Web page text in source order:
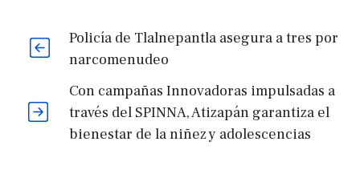
Policía de Tlalnepantla asegura a tres por
narcomenudeo
Con campañas Innovadoras impulsadas a
través del SPINNA, Atizapán garantiza el
bienestar de la niñez y adolescencias